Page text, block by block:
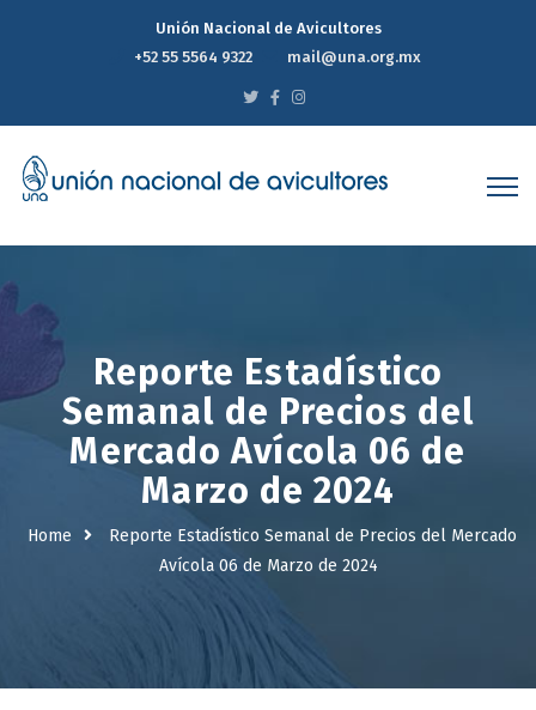
Unión Nacional de Avicultores
+52 55 5564 9322
mail@una.org.mx
Reporte Estadístico
Semanal de Precios del
Mercado Avícola 06 de
Marzo de 2024
Home
Reporte Estadístico Semanal de Precios del Mercado
Avícola 06 de Marzo de 2024